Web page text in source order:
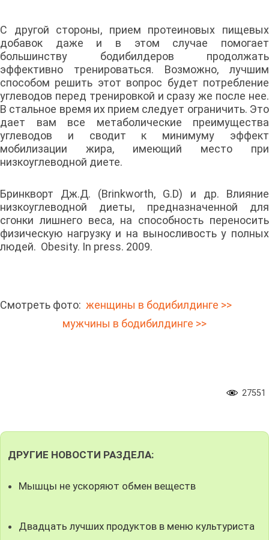
С другой стороны, прием протеиновых пищевых
добавок даже и в этом случае помогает
большинству бодибилдеров продолжать
эффективно тренироваться. Возможно, лучшим
способом решить этот вопрос будет потребление
углеводов перед тренировкой и сразу же после нее.
В стальное время их прием следует ограничить. Это
дает вам все метаболические преимущества
углеводов и сводит к минимуму эффект
мобилизации жира, имеющий место при
низкоуглеводной диете.
Бринкворт Дж.Д. (Brinkworth, G.D) и др. Влияние
низкоуглеводной диеты, предназначенной для
сгонки лишнего веса, на способность переносить
физическую нагрузку и на выносливость у полных
людей. Obesity. In press. 2009.
Смотреть фото: женщины в бодибилдинге >>
мужчины в бодибилдинге >>
27551
ДРУГИЕ НОВОСТИ РАЗДЕЛА:
Мышцы не ускоряют обмен веществ
Двадцать лучших продуктов в меню культуриста